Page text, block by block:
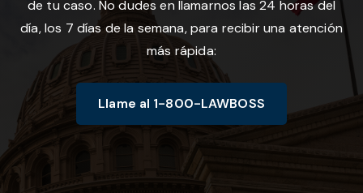
de tu caso. No dudes en llamarnos las 24 horas del
día, los 7 días de la semana, para recibir una atención
más rápida:
Llame al 1-800-LAWBOSS